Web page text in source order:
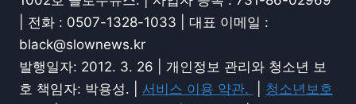
| 전화 : 0507-1328-1033 | 대표 이메일 :
black@slownews.kr
발행일자: 2012. 3. 26 | 개인정보 관리와 청소년 보
호 책임자: 박용성. | 서비스 이용 약관.
청소년보호